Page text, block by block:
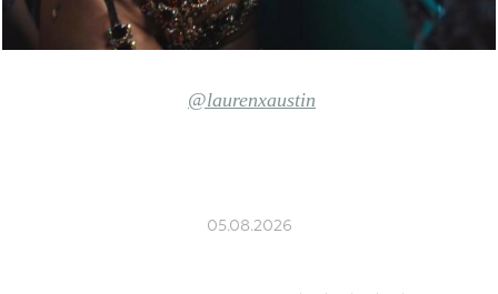
@laurenxaustin
05.08.2026